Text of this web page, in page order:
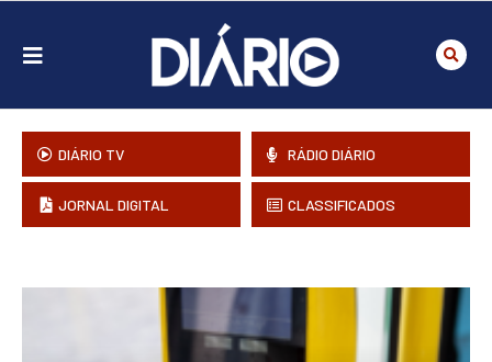
DIÁRIO TV RÁDIO DIÁRIO
JORNAL DIGITAL CLASSIFICADOS